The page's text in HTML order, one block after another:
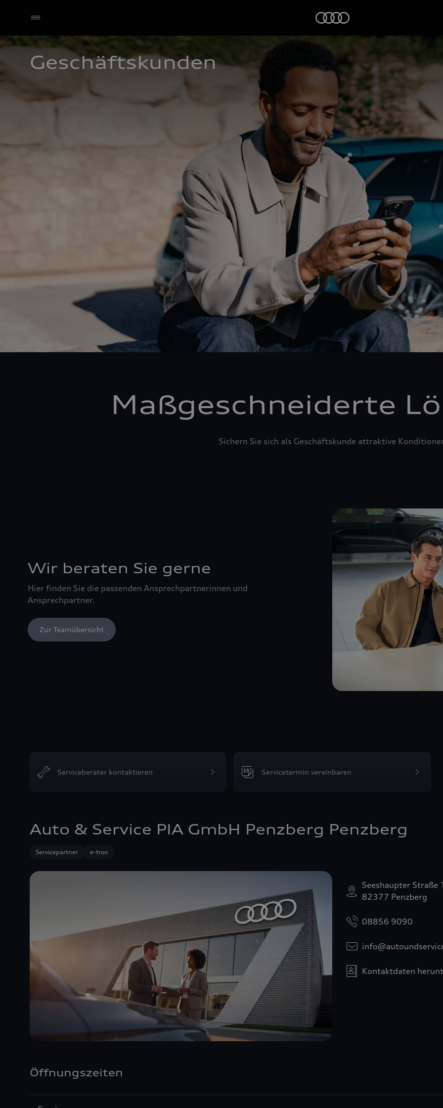
Geschäftskunden
Maßgeschneiderte
Sichern Sie sich als Geschäftskunde attraktive
Wir beraten Sie gerne
Hier finden Sie die passenden Ansprechpartnerinnen und
Ansprechpartner.
Zur Teamübersicht
Serviceberater kontaktieren Servicetermin vereinbaren
Auto & Service PIA GmbH Penzberg Penzberg
Servicepartner e-tron
Seeshaupter Straße
82377 Penzberg
08856 9090
Kontaktdaten
Öffnungszeiten